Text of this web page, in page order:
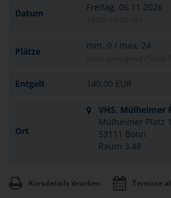
Datum
Freitag, 06.11.2026
Plätze
min. 0 / max. 24
Entgelt 140,00 EUR
Ort
VHS, Mülheimer
Mülheimer Platz 1
53111 Bonn
Raum 3.48
Kursdetails drucken Termine